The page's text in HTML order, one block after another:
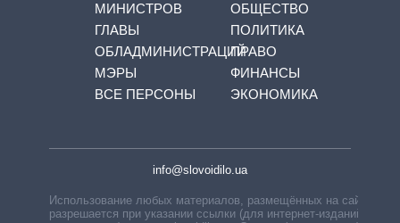
МИНИСТРОВ
ГЛАВЫ
ОБЛАДМИНИСТРАЦИЙ
МЭРЫ
ВСЕ ПЕРСОНЫ
ОБЩЕСТВО
ПОЛИТИКА
ПРАВО
ФИНАНСЫ
ЭКОНОМИКА
info@slovoidilo.ua
Использование любых материалов, размещённых на сайте,
разрешается при указании ссылки (для интернет-изданий —